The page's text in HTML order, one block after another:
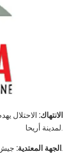
الانتهاك:
لمدينة أريحا.
الجهة المعتدية:جيش الاحتلال الإسرائيلي.